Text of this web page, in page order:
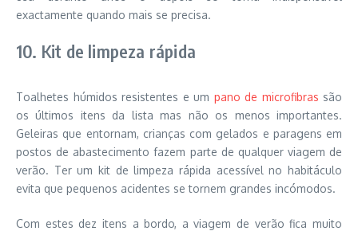
exactamente quando mais se precisa.
10. Kit de limpeza rápida
Toalhetes húmidos resistentes e um pano de microfibras são
os últimos itens da lista mas não os menos importantes.
Geleiras que entornam, crianças com gelados e paragens em
postos de abastecimento fazem parte de qualquer viagem de
verão. Ter um kit de limpeza rápida acessível no habitáculo
evita que pequenos acidentes se tornem grandes incómodos.
Com estes dez itens a bordo, a viagem de verão fica muito